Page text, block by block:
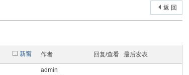
返 回
新窗 作者 回复/查看 最后发表
admin